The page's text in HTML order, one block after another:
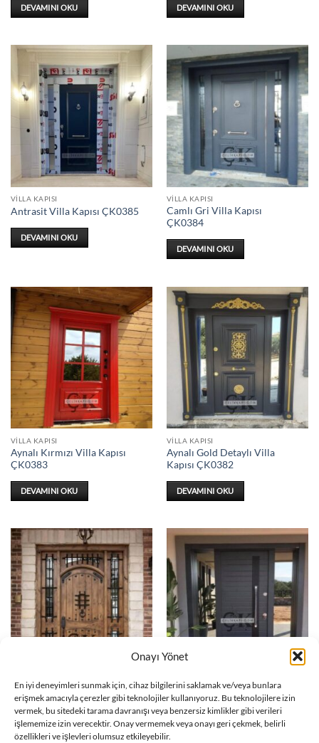
Onayı Yönet
En iyi deneyimleri sunmak için, cihaz bilgilerini saklamak ve/veya bunlara
erişmek amacıyla çerezler gibi teknolojiler kullanıyoruz. Bu teknolojilere izin
vermek, bu sitedeki tarama davranışı veya benzersiz kimlikler gibi verileri
işlememize izin verecektir. Onay vermemek veya onayı geri çekmek, belirli
özellikleri ve işlevleri olumsuz etkileyebilir.
DEVAMINI OKU DEVAMINI OKU
VILLA KAPISI
Antrasit Villa Kapısı ÇK0385
DEVAMINI OKU
VILLA KAPISI
Camlı Gri Villa Kapısı
ÇK0384
DEVAMINI OKU
VILLA KAPISI
Aynalı Kırmızı Villa Kapısı
ÇK0383
DEVAMINI OKU
VILLA KAPISI
Aynalı Gold Detaylı Villa
Kapısı ÇK0382
DEVAMINI OKU
VILLA KAPISI
Ferforje Detaylı Ahşap Villa
Kapısı ÇK0381
DEVAMINI OKU
VILLA KAPISI
Aynalı Gri Villa Kapısı
ÇK0380